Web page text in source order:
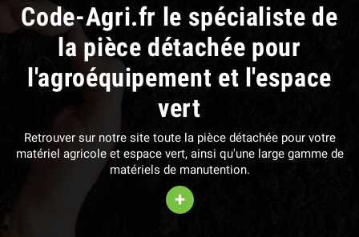
Code-Agri.fr le spécialiste de
la pièce détachée pour
l'agroéquipement et l'espace
vert
Retrouver sur notre site toute la pièce détachée pour votre
matériel agricole et espace vert, ainsi qu'une large gamme de
matériels de manutention.
+